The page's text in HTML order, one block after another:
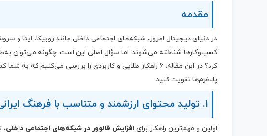
مقدمه
در دنیای دیجیتال امروز، شبکه‌های اجتماعی داخلی مانند روبیکا، ایتا و
کسب‌وکارها شناخته می‌شوند. اما سؤال اصلی این است: چگونه می‌توان
کرد؟ در این مقاله، 6 راهکار طلایی و کاربردی را بررسی
پلتفرم‌ها تقویت کنید.
۱. تولید محتوای ارزشمند و متناسب با فرهنگ ایرانی
اولین و مهم‌ترین راهکار برای افزایش فالوور در شبکه‌های اجتماعی داخلی،